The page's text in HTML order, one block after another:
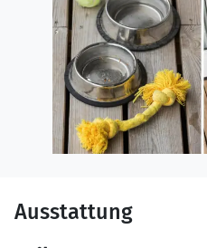
spannende Möglichkeiten
auch Kultur zu erleben.
gemütlichen Gassen und
Sehenswürdigkeiten wie
Glasmuseum, ist auf jeden
Nationalpark Mols Bjerge
Wanderwege und
lokalen Märkte, Cafés und
Möglichkeiten bieten, das
Ausstattung